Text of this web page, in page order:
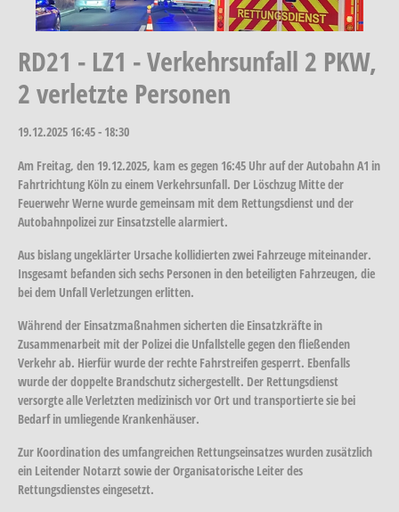
RD21 - LZ1 - Verkehrsunfall 2 PKW,
2 verletzte Personen
19.12.2025 16:45 - 18:30
Am Freitag, den 19.12.2025, kam es gegen 16:45 Uhr auf der Autobahn A1 in
Fahrtrichtung Köln zu einem Verkehrsunfall. Der Löschzug Mitte der
Feuerwehr Werne wurde gemeinsam mit dem Rettungsdienst und der
Autobahnpolizei zur Einsatzstelle alarmiert.
Aus bislang ungeklärter Ursache kollidierten zwei Fahrzeuge miteinander.
Insgesamt befanden sich sechs Personen in den beteiligten Fahrzeugen, die
bei dem Unfall Verletzungen erlitten.
Während der Einsatzmaßnahmen sicherten die Einsatzkräfte in
Zusammenarbeit mit der Polizei die Unfallstelle gegen den fließenden
Verkehr ab. Hierfür wurde der rechte Fahrstreifen gesperrt. Ebenfalls
wurde der doppelte Brandschutz sichergestellt. Der Rettungsdienst
versorgte alle Verletzten medizinisch vor Ort und transportierte sie bei
Bedarf in umliegende Krankenhäuser.
Zur Koordination des umfangreichen Rettungseinsatzes wurden zusätzlich
ein Leitender Notarzt sowie der Organisatorische Leiter des
Rettungsdienstes eingesetzt.